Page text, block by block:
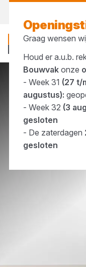
Merken
Graag wensen
Houd er a.u.b.
Bouwvakonze
- Week 31 (27 t/
augustus):
- Week 32 (3
gesloten
- De zaterdagen
gesloten